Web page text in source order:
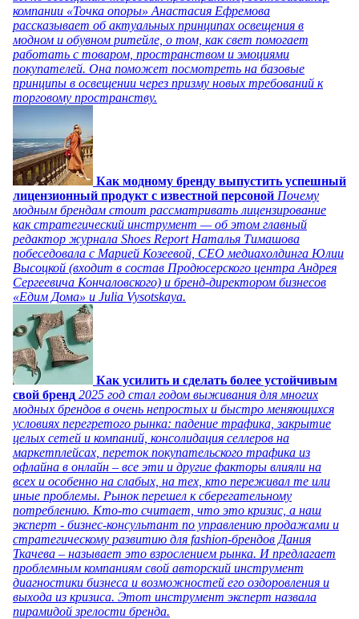
компании «Точка опоры» Анастасия Ефремова
рассказывает об актуальных принципах освещения в
модном и обувном ритейле, о том, как свет помогает
работать с товаром, пространством и эмоциями
покупателей. Она поможет посмотреть на базовые
принципы в освещении через призму новых требований к
торговому пространству.
Как модному бренду выпустить успешный
лицензионный продукт с известной персоной Почему
модным брендам стоит рассматривать лицензирование
как стратегический инструмент — об этом главный
редактор журнала Shoes Report Наталья Тимашова
побеседовала с Марией Козеевой, СЕО медиахолдинга Юлии
Высоцкой (входит в состав Продюсерского центра Андрея
Сергеевича Кончаловского) и бренд-директором бизнесов
«Едим Дома» и Julia Vysotskaya.
Как усилить и сделать более устойчивым
свой бренд 2025 год стал годом выживания для многих
модных брендов в очень непростых и быстро меняющихся
условиях перегретого рынка: падение трафика, закрытие
целых сетей и компаний, консолидация селлеров на
маркетплейсах, переток покупательского трафика из
офлайна в онлайн – все эти и другие факторы влияли на
всех и особенно на слабых, на тех, кто переживал те или
иные проблемы. Рынок перешел к сберегательному
потреблению. Кто-то считает, что это кризис, а наш
эксперт - бизнес-консультант по управлению продажами и
стратегическому развитию для fashion-брендов Дания
Ткачева – называет это взрослением рынка. И предлагает
проблемным компаниям свой авторский инструмент
диагностики бизнеса и возможностей его оздоровления и
выхода из кризиса. Этот инструмент эксперт назвала
пирамидой зрелости бренда.